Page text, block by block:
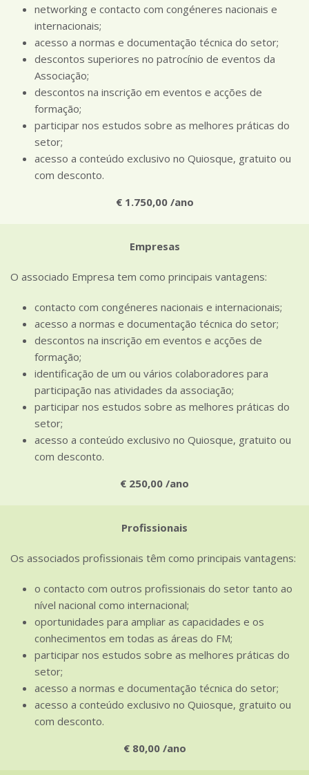
networking e contacto com congéneres nacionais e
internacionais;
acesso a normas e documentação técnica do setor;
descontos superiores no patrocínio de eventos da
Associação;
descontos na inscrição em eventos e acções de
formação;
participar nos estudos sobre as melhores práticas do
setor;
acesso a conteúdo exclusivo no Quiosque, gratuito ou
com desconto.
€ 1.750,00 /ano
Empresas
O associado Empresa tem como principais vantagens:
contacto com congéneres nacionais e internacionais;
acesso a normas e documentação técnica do setor;
descontos na inscrição em eventos e acções de
formação;
identificação de um ou vários colaboradores para
participação nas atividades da associação;
participar nos estudos sobre as melhores práticas do
setor;
acesso a conteúdo exclusivo no Quiosque, gratuito ou
com desconto.
€ 250,00 /ano
Profissionais
Os associados profissionais têm como principais vantagens:
o contacto com outros profissionais do setor tanto ao
nível nacional como internacional;
oportunidades para ampliar as capacidades e os
conhecimentos em todas as áreas do FM;
participar nos estudos sobre as melhores práticas do
setor;
acesso a normas e documentação técnica do setor;
acesso a conteúdo exclusivo no Quiosque, gratuito ou
com desconto.
€ 80,00 /ano